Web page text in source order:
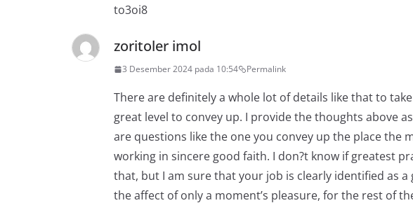
to3oi8
zoritoler imol
3 Desember 2024 pada 10:54 Permalink
There are definitely a whole lot of details like that to
great level to convey up. I provide the thoughts above
are questions like the one you convey up the place the
working in sincere good faith. I don?t know if greatest
that, but I am sure that your job is clearly identified as a
the affect of only a moment’s pleasure, for the rest of